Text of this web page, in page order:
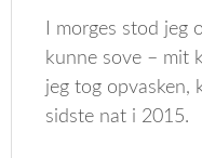
I morges stod
kunne sove – mit
jeg tog opvasken,
sidste nat i 2015.